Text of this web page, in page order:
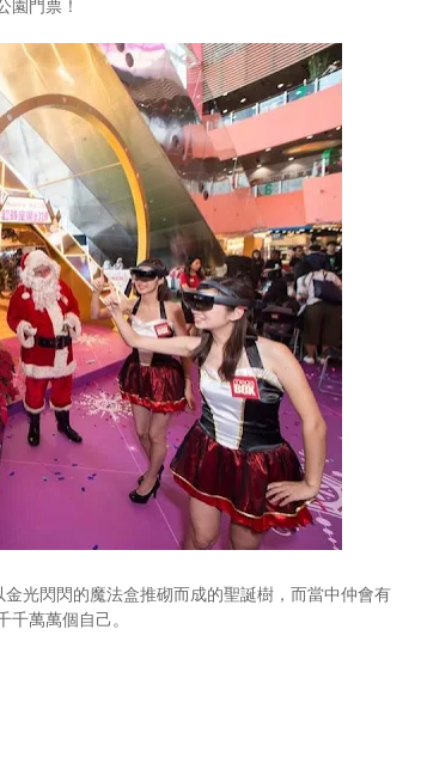
園門票！
光閃閃的魔法盒推砌而成的聖誕樹，而當中仲會有
萬萬個自己。